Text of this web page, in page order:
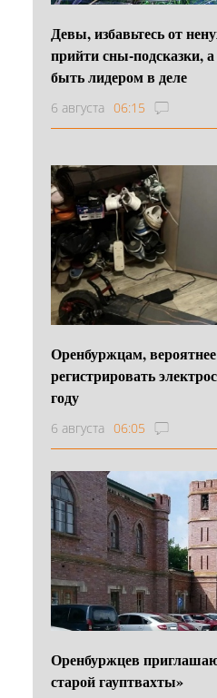
Девы, избавьтесь от
прийти сны-подсказки,
быть лидером в деле
6 августа 06:15
Оренбуржцам, вероятнее
регистрировать
году
6 августа 06:05
Оренбуржцев
старой гауптвахты»